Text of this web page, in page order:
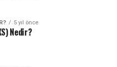
5 yıl önce
Nedir?